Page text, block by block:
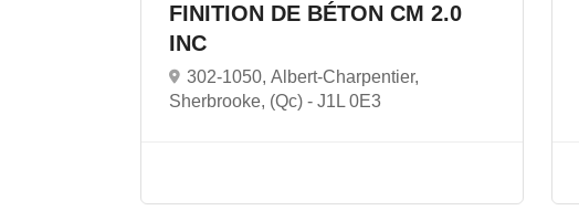
FINITION DE BÉTON CM 2.0
INC
302-1050, Albert-Charpentier,
Sherbrooke, (Qc) - J1L 0E3